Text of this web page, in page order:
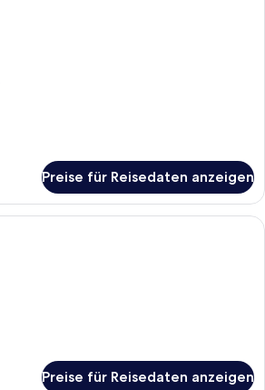
Preise für Reisedaten anzeigen
Minibar, Schreibtisch, kostenloses
Preise für Reisedaten anzeigen